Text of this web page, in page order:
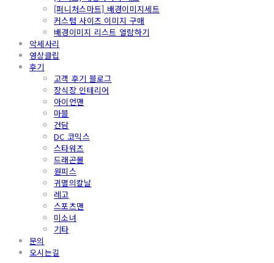
[퍼니처스마트] 배경이미지세트
커스텀 사이즈 이미지 구매
배경이미지 리스트 열람하기
악세사리
영상클립
후기
고객 후기 블로그
장식장 인테리어
아이언맨
마블
건담
DC 코믹스
스타워즈
드래곤볼
원피스
귀멸의칼날
레고
스포츠맨
미소녀
기타
문의
오시는길